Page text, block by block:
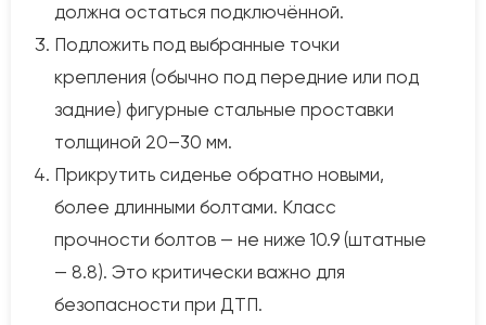
должна остаться подключённой.
Подложить под выбранные точки
крепления (обычно под передние или под
задние) фигурные стальные проставки
толщиной 20–30 мм.
Прикрутить сиденье обратно новыми,
более длинными болтами. Класс
прочности болтов — не ниже 10.9 (штатные
— 8.8). Это критически важно для
безопасности при ДТП.